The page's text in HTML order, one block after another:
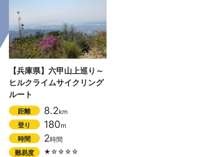
【兵庫県】六甲山上巡り～
ヒルクライムサイクリング
ルート
距離 8.2km
登り
180m
時間
2時間
難易度
★☆☆☆☆